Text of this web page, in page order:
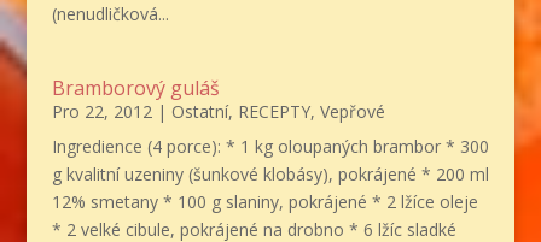
(nenudličková...
Bramborový guláš
Pro 22, 2012| Ostatní, RECEPTY, Vepřové
Ingredience (4 porce): * 1 kg oloupaných brambor * 300
g kvalitní uzeniny (šunkové klobásy), pokrájené * 200 ml
12% smetany * 100 g slaniny, pokrájené * 2 lžíce oleje
* 2 velké cibule, pokrájené na drobno * 6 lžíc sladké